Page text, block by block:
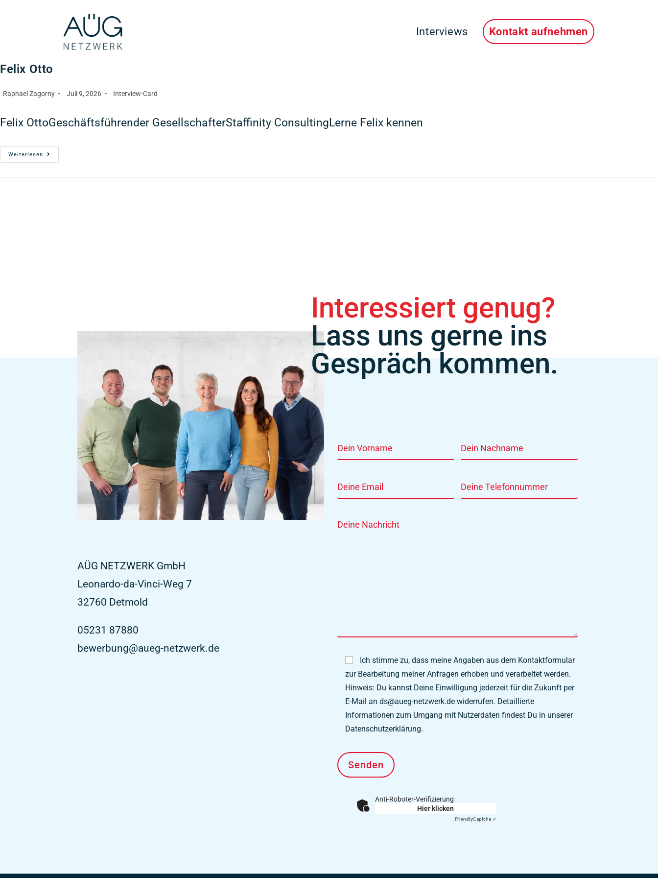
Interviews Kontakt aufnehmen
Felix Otto
Raphael Zagorny Juli 9, 2026 Interview-Card
Felix OttoGeschäftsführender GesellschafterStaffinity ConsultingLerne Felix kennen
Weiterlesen
AÜG NETZWERK GmbH
Leonardo-da-Vinci-Weg 7
32760 Detmold
05231 87880
bewerbung@aueg-netzwerk.de
Interessiert genug?
Lass uns gerne ins
Gespräch kommen.
Ich stimme zu, dass meine Angaben aus dem Kontaktformular
zur Bearbeitung meiner Anfragen erhoben und verarbeitet werden.
Hinweis: Du kannst Deine Einwilligung jederzeit für die Zukunft per
E-Mail an ds@aueg-netzwerk.de widerrufen. Detaillierte
Informationen zum Umgang mit Nutzerdaten findest Du in unserer
Datenschutzerklärung.
Anti-Roboter-Verifizierung
Hier klicken
FriendlyCaptcha ⇗